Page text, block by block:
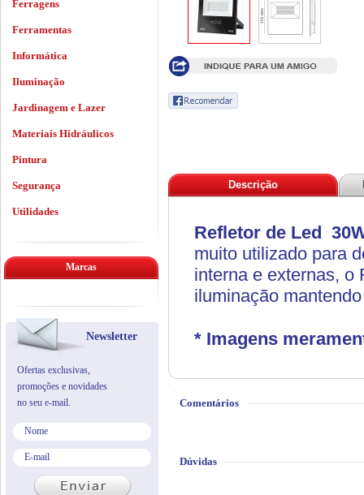
Descrição
Refletor de Led
muito utilizado para
interna e externas, o
iluminação
* Imagens
Comentários
Dúvidas
Ferragens
Ferramentas
Informática
Iluminação
Jardinagem e Lazer
Materiais Hidráulicos
Pintura
Segurança
Utilidades
Marcas
Newsletter
Ofertas exclusivas,
promoções e novidades
no seu e-mail.